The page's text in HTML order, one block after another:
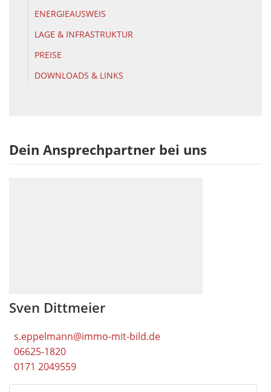
ENERGIEAUSWEIS
LAGE & INFRASTRUKTUR
PREISE
DOWNLOADS & LINKS
Dein Ansprechpartner bei uns
Sven Dittmeier
s.eppelmann@immo-mit-bild.de
06625-1820
0171 2049559